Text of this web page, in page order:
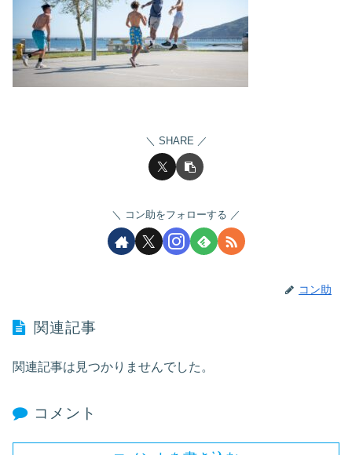
SHARE
コン助をフォローする
コン助
関連記事
関連記事は見つかりませんでした。
コメント